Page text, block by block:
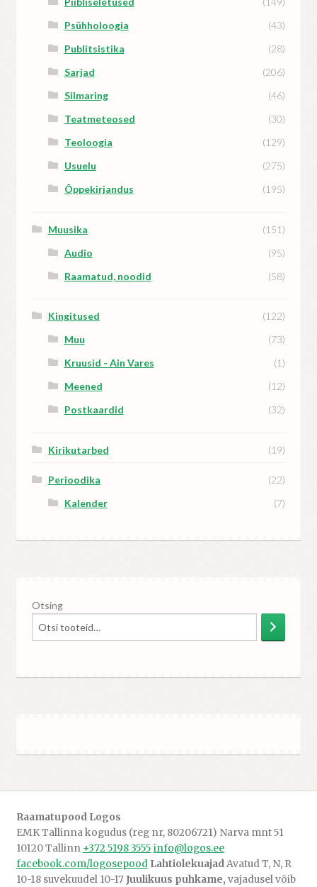
Psühholoogia
(43)
Publitsistika
(28)
Sarjad
(206)
Silmaring
(46)
Teatmeteosed
(30)
Teoloogia
(129)
Usuelu
(275)
Õppekirjandus
(195)
Muusika
(151)
Audio
(95)
Raamatud, noodid
(58)
Kingitused
(122)
Muu
(73)
Kruusid - Ain Vares
(1)
Meened
(12)
Postkaardid
(32)
Kirikutarbed (19)
Perioodika
(22)
Kalender
(7)
Otsing
Raamatupood Logos
EMK Tallinna kogudus (reg nr, 80206721) Narva mnt 51
10120 Tallinn +372 5198 3555 info@logos.ee
facebook.com/logosepoodLahtiolekuajadAvatud T, N, R
10-18 suvekuudel 10-17Juulikuus puhkame, vajadusel võib